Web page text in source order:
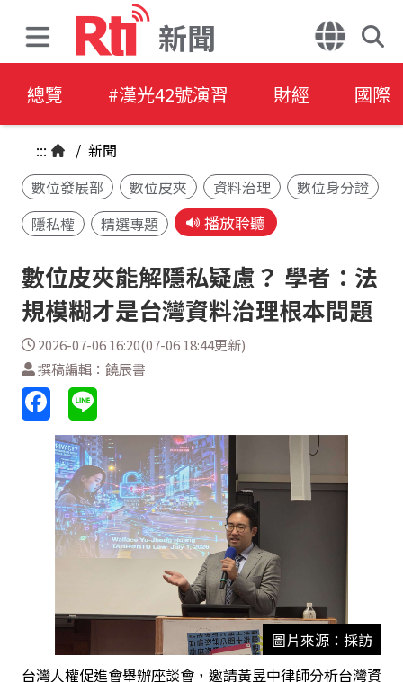
新聞
總覽 #漢光42號演習 財經 國際
::: / 新聞
數位發展部
數位皮夾 資料治理
數位身分證
隱私權
精選專題 播放聆聽
數位皮夾能解隱私疑慮？ 學者：法
規模糊才是台灣資料治理根本問題
2026-07-06 16:20(07-06 18:44更新)
撰稿編輯：饒辰書
圖片來源：採訪
台灣人權促進會舉辦座談會，邀請黃昱中律師分析台灣資